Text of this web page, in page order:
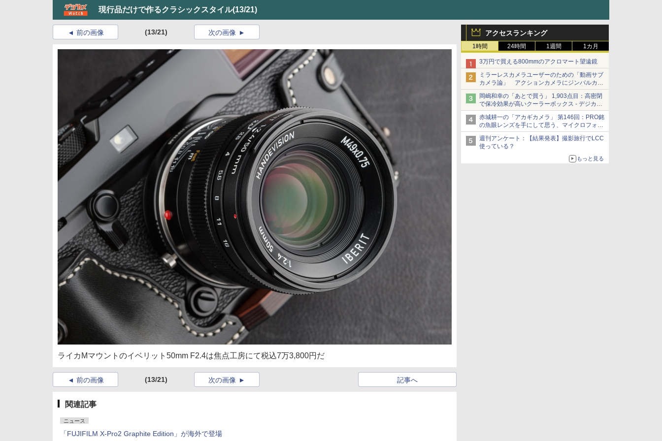
現行品だけで作るクラシックスタイル(13/21)
アクセスランキング
1時間 24時間 1週間 1カ月
3万円で買える800mmのアクロマート望遠鏡
ミラーレスカメラユーザーのための「動画サブ
カメラ論」 アクションカメラにジンバルカメ
ラ……その実質的な違いは？
岡嶋和幸の「あとで買う」 1,903点目：高密閉
で保冷効果が高いクーラーボックス - デジカメ
Watch
赤城耕一の「アカギカメラ」 第146回：PRO銘
の魚眼レンズを手にして思う、マイクロフォー
サーズへの期待と可能性
週刊アンケート：【結果発表】撮影旅行でLCC
使っている？
もっと見る
前の画像 (13/21) 次の画像
ライカMマウントのイベリット50mm F2.4は焦点工房にて税込7万3,800円だ
前の画像 (13/21) 記事へ
次の画像
関連記事
ニュース
「FUJIFILM X-Pro2 Graphite Edition」が海外で登場